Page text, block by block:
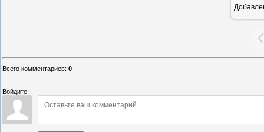
Всего комментариев: 0
Войдите: